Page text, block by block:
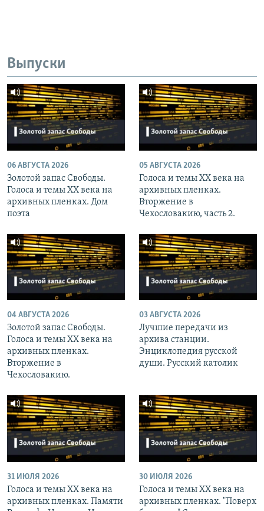
Выпуски
06 АВГУСТА 2026
Золотой запас Свободы.
Голоса и темы XX века на
архивных пленках. Дом
поэта
05 АВГУСТА 2026
Голоса и темы XX века на
архивных пленках.
Вторжение в
Чехословакию, часть 2.
04 АВГУСТА 2026
Золотой запас Свободы.
Голоса и темы XX века на
архивных пленках.
Вторжение в
Чехословакию.
03 АВГУСТА 2026
Лучшие передачи из
архива станции.
Энциклопедия русской
души. Русский католик
31 ИЮЛЯ 2026
Голоса и темы XX века на
архивных пленках. Памяти
30 ИЮЛЯ 2026
Голоса и темы XX века на
архивных пленках. "Поверх